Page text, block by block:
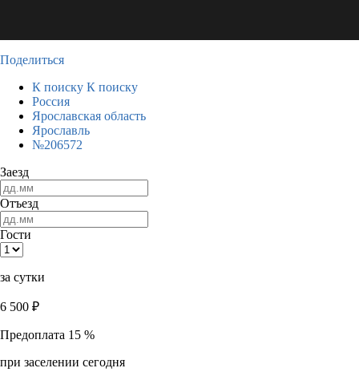
Поделиться
К поиску К поиску
Россия
Ярославская область
Ярославль
№206572
Заезд
Отъезд
Гости
за сутки
6 500 ₽
Предоплата 15 %
при заселении сегодня